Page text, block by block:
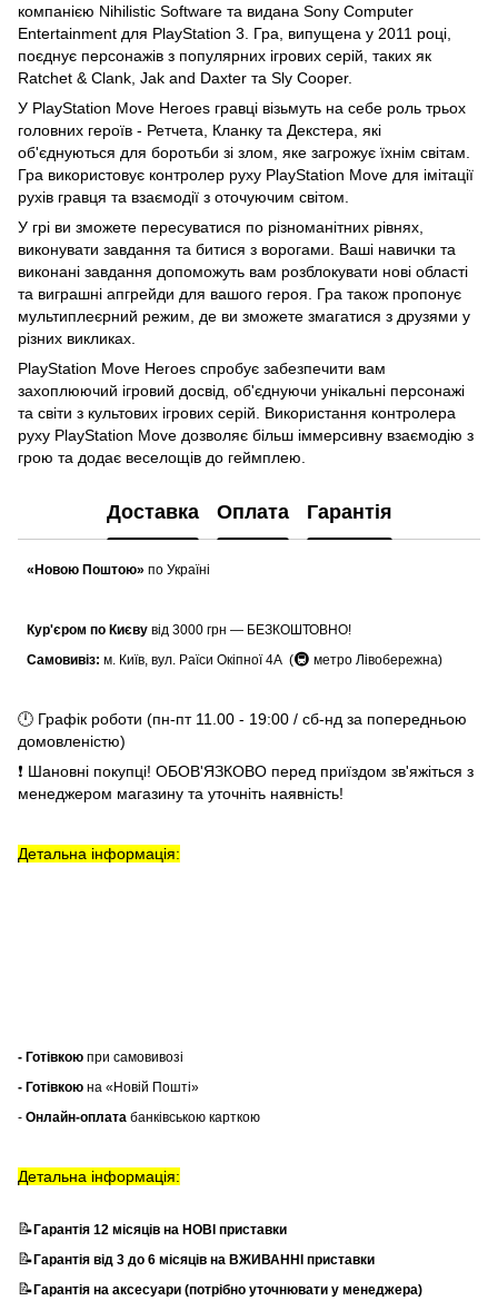
компанією Nihilistic Software та видана Sony Computer
Entertainment для PlayStation 3. Гра, випущена у 2011 році,
поєднує персонажів з популярних ігрових серій, таких як
Ratchet & Clank, Jak and Daxter та Sly Cooper.
У PlayStation Move Heroes гравці візьмуть на себе роль трьох
головних героїв - Ретчета, Кланку та Декстера, які
об'єднуються для боротьби зі злом, яке загрожує їхнім світам.
Гра використовує контролер руху PlayStation Move для імітації
рухів гравця та взаємодії з оточуючим світом.
У грі ви зможете пересуватися по різноманітних рівнях,
виконувати завдання та битися з ворогами. Ваші навички та
виконані завдання допоможуть вам розблокувати нові області
та виграшні апгрейди для вашого героя. Гра також пропонує
мультиплеєрний режим, де ви зможете змагатися з друзями у
різних викликах.
PlayStation Move Heroes спробує забезпечити вам
захоплюючий ігровий досвід, об'єднуючи унікальні персонажі
та світи з культових ігрових серій. Використання контролера
руху PlayStation Move дозволяє більш іммерсивну взаємодію з
грою та додає веселощів до геймплею.
Доставка Оплата Гарантія
«Новою Поштою» по Україні
Кур'єром по Києву від 3000 грн — БЕЗКОШТОВНО!
Самовивіз: м. Київ, вул. Раїси Окіпної 4А (🚇 метро Лівобережна)
🕛 Графік роботи (пн-пт 11.00 - 19:00 / сб-нд за попередньою
домовленістю)
❗ Шановні покупці! ОБОВ'ЯЗКОВО перед приїздом зв'яжіться з
менеджером магазину та уточніть наявність!
Детальна інформація:
- Готівкою при самовивозі
- Готівкою на «Новій Пошті»
- Онлайн-оплата банківською карткою
Детальна інформація:
📝Гарантія 12 місяців на НОВІ приставки
📝Гарантія від 3 до 6 місяців на ВЖИВАННІ приставки
📝Гарантія на аксесуари (потрібно уточнювати у менеджера)